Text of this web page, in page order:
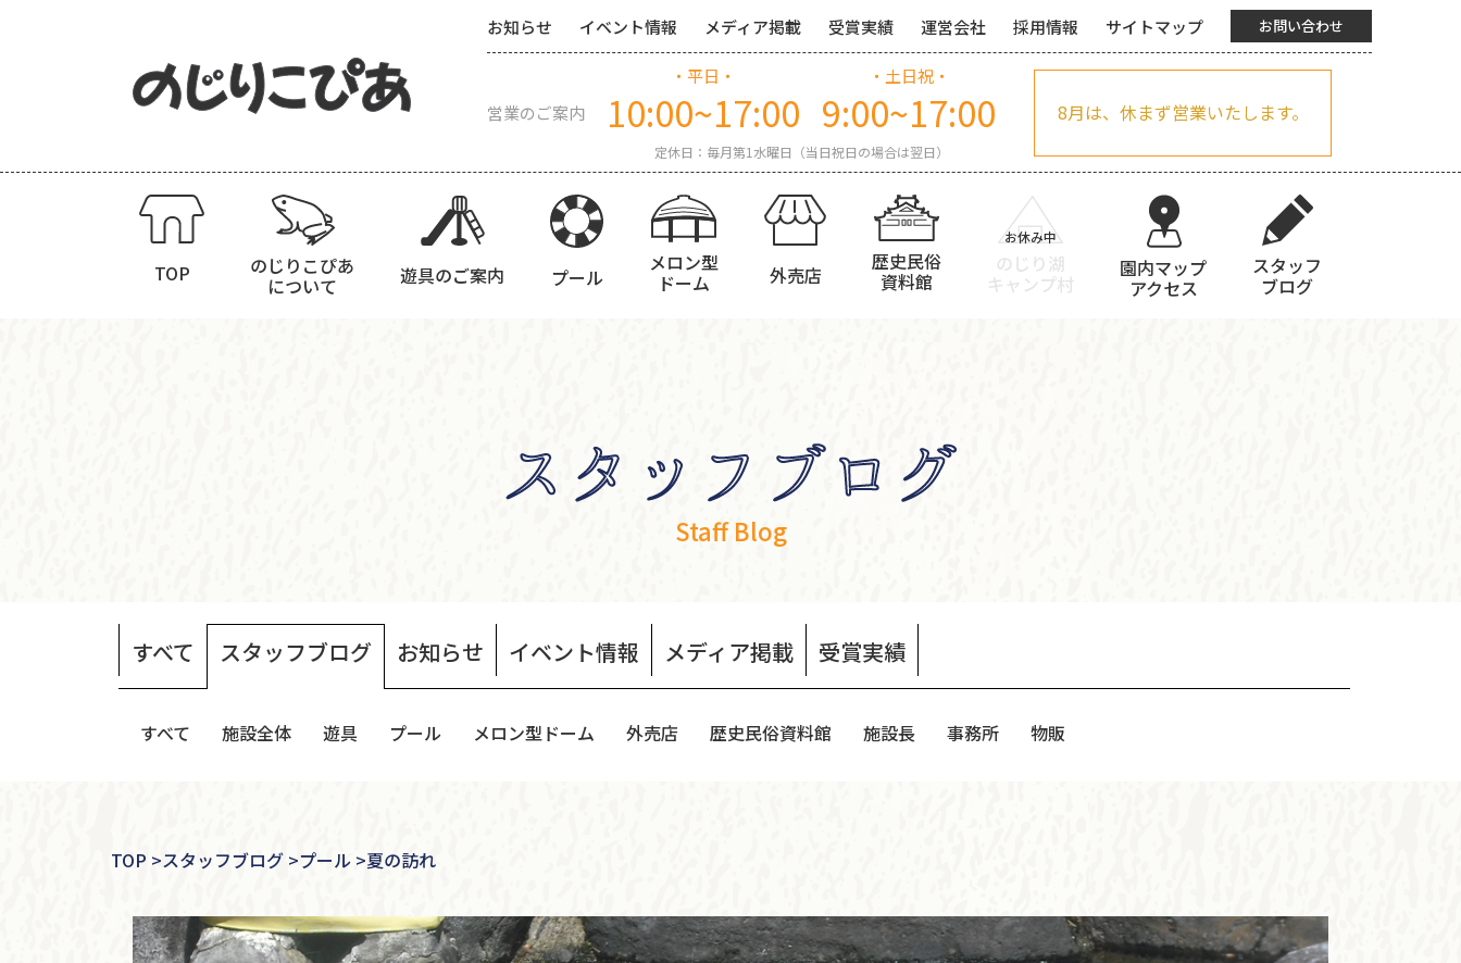
お知らせ イベント情報 メディア掲載 受賞実績 運営会社 採用情報 サイトマップ お問い合わせ
営業のご案内
・平日・
10:00~17:00
・土日祝・
9:00~17:00
定休日：毎月第1水曜日（当日祝日の場合は翌日）
8月は、休まず営業いたします。
TOP のじりこぴあ
について 遊具のご案内 プール
メロン型
ドーム 外売店
歴史民俗
資料館
のじり湖
キャンプ村
園内マップ
アクセス
スタッフ
ブログ
Staff Blog
すべて スタッフブログ お知らせ イベント情報 メディア掲載 受賞実績
すべて 施設全体 遊具 プール メロン型ドーム 外売店 歴史民俗資料館 施設長 事務所 物販
TOP >スタッフブログ >プール >夏の訪れ